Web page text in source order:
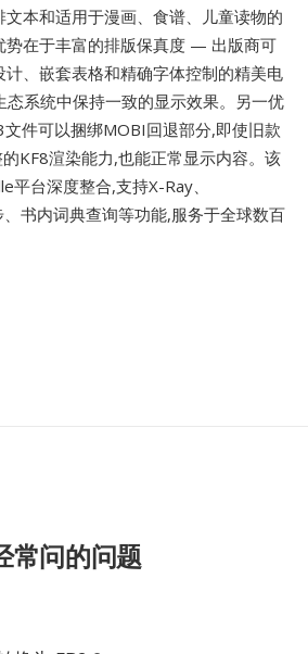
本和适用于漫画、食谱、儿童读物的
势在于丰富的排版保真度 — 出版商可
、嵌套表格和精确字体控制的精美电
态系统中保持一致的显示效果。另一优
件可以捆绑MOBI回退部分,即使旧款
KF8渲染能力,也能正常显示内容。该
平台深度整合,支持X-Ray、
书内词典查询等功能,服务于全球数百
常问的问题